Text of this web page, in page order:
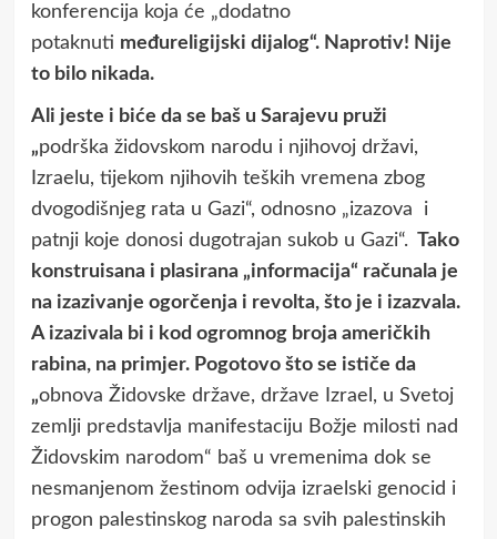
konferencija koja će „dodatno
potaknuti međureligijski dijalog“. Naprotiv! Nije
to bilo nikada.
Ali jeste i biće da se baš u Sarajevu pruži
„podrška židovskom narodu i njihovoj državi,
Izraelu, tijekom njihovih teških vremena zbog
dvogodišnjeg rata u Gazi“, odnosno „izazova i
patnji koje donosi dugotrajan sukob u Gazi“. Tako
konstruisana i plasirana „informacija“ računala je
na izazivanje ogorčenja i revolta, što je i izazvala.
A izazivala bi i kod ogromnog broja američkih
rabina, na primjer. Pogotovo što se ističe da
„obnova Židovske države, države Izrael, u Svetoj
zemlji predstavlja manifestaciju Božje milosti nad
Židovskim narodom“ baš u vremenima dok se
nesmanjenom žestinom odvija izraelski genocid i
progon palestinskog naroda sa svih palestinskih